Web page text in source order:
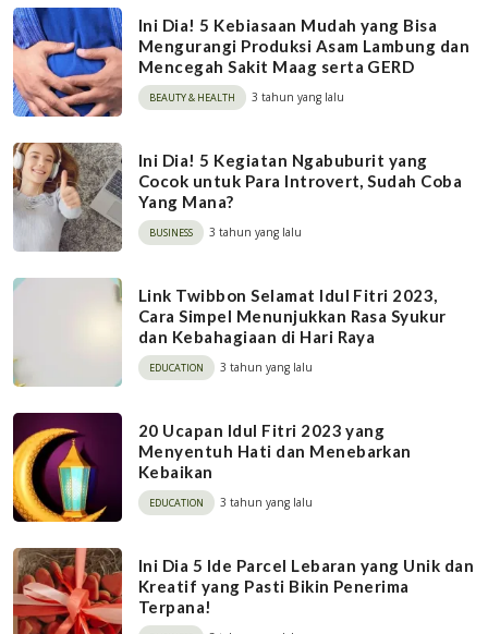
Ini Dia! 5 Kebiasaan Mudah yang Bisa
Mengurangi Produksi Asam Lambung dan
Mencegah Sakit Maag serta GERD
BEAUTY & HEALTH 3 tahun yang lalu
Ini Dia! 5 Kegiatan Ngabuburit yang
Cocok untuk Para Introvert, Sudah Coba
Yang Mana?
BUSINESS 3 tahun yang lalu
Link Twibbon Selamat Idul Fitri 2023,
Cara Simpel Menunjukkan Rasa Syukur
dan Kebahagiaan di Hari Raya
EDUCATION 3 tahun yang lalu
20 Ucapan Idul Fitri 2023 yang
Menyentuh Hati dan Menebarkan
Kebaikan
EDUCATION 3 tahun yang lalu
Ini Dia 5 Ide Parcel Lebaran yang Unik dan
Kreatif yang Pasti Bikin Penerima
Terpana!